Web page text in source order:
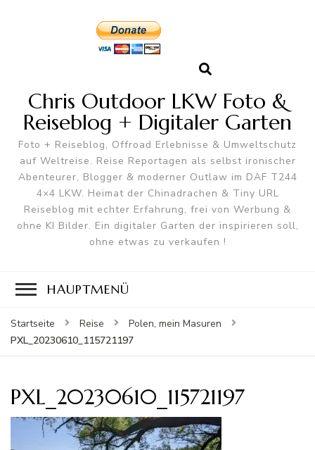
Chris Outdoor LKW Foto &
Reiseblog + Digitaler Garten
Foto + Reiseblog, Offroad Erlebnisse & Umweltschutz
auf Weltreise. Reise Reportagen als selbst ironischer
Abenteurer, Blogger & moderner Outlaw im DAF T244
4×4 LKW. Heimat der Chinadrachen & Tiny URL
Reiseblog mit echter Erfahrung, frei von Werbung &
ohne KI Bilder. Ein digitaler Garten der inspirieren soll,
ohne etwas zu verkaufen !
HAUPTMENÜ
Startseite Reise
Polen, mein Masuren
PXL_20230610_115721197
PXL_20230610_115721197